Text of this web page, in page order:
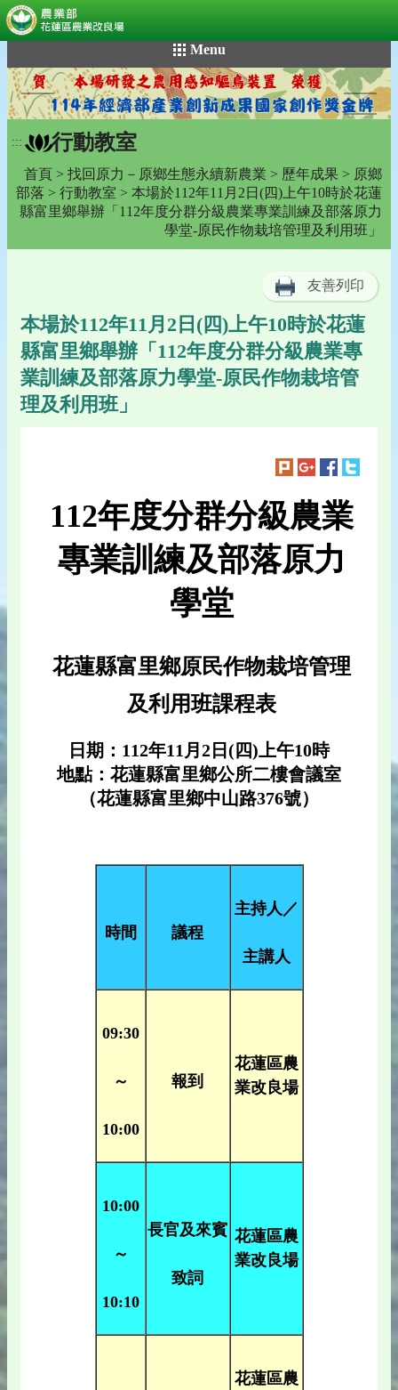
到
主
要
內
容
Menu
::: 行動教室
首頁 > 找回原力－原鄉生態永續新農業 > 歷年成果 > 原鄉
部落 > 行動教室 > 本場於112年11月2日(四)上午10時於花蓮
縣富里鄉舉辦「112年度分群分級農業專業訓練及部落原力
學堂-原民作物栽培管理及利用班」
友善列印
本場於112年11月2日(四)上午10時於花蓮
縣富里鄉舉辦「112年度分群分級農業專
業訓練及部落原力學堂-原民作物栽培管
理及利用班」
112年度分群分級農業
專業訓練及部落原力
學堂
花蓮縣富里鄉原民作物栽培管理
及利用班課程表
日期：112年11月2日(四)上午10時
地點：花蓮縣富里鄉公所二樓會議室
（花蓮縣富里鄉中山路376號）
時間 議程
主持人／
主講人
09:30
～
10:00
報到
花蓮區農
業改良場
10:00
～
10:10
長官及來賓
致詞
花蓮區農
業改良場
花蓮區農